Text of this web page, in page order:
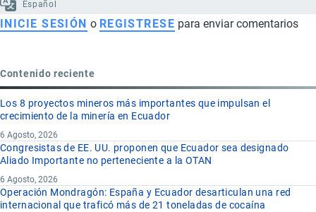
Español
INICIE SESIÓN o REGISTRESE para enviar comentarios
Contenido reciente
Los 8 proyectos mineros más importantes que impulsan el
crecimiento de la minería en Ecuador
6 Agosto, 2026
Congresistas de EE. UU. proponen que Ecuador sea designado
Aliado Importante no perteneciente a la OTAN
6 Agosto, 2026
Operación Mondragón: España y Ecuador desarticulan una red
internacional que traficó más de 21 toneladas de cocaína